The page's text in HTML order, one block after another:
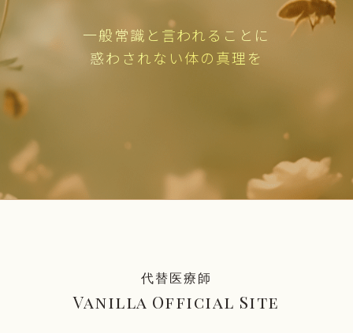
一般常識と言われることに
惑わされない体の真理を
代替医療師
Vanilla Official Site